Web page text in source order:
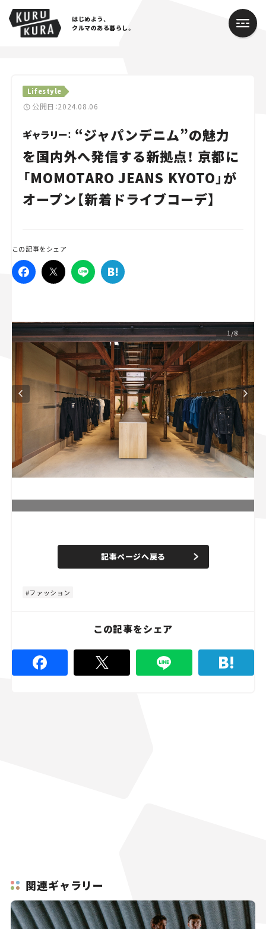
はじめよう、
クルマのある暮らし。
Lifestyle
公開日：2024.08.06
ギャラリー： “ジャパンデニム”の魅力
を国内外へ発信する新拠点！ 京都に
「MOMOTARO JEANS KYOTO」が
オープン【新着ドライブコーデ】
この記事をシェア
1/8
n
e
d
%
記事ページへ戻る
ファッション
この記事をシェア
関連ギャラリー
Cars
Lifestyle
Traffic
Campaign
人気のハッシュタグ
スズキ ジムニー｜Suzuki Jimny